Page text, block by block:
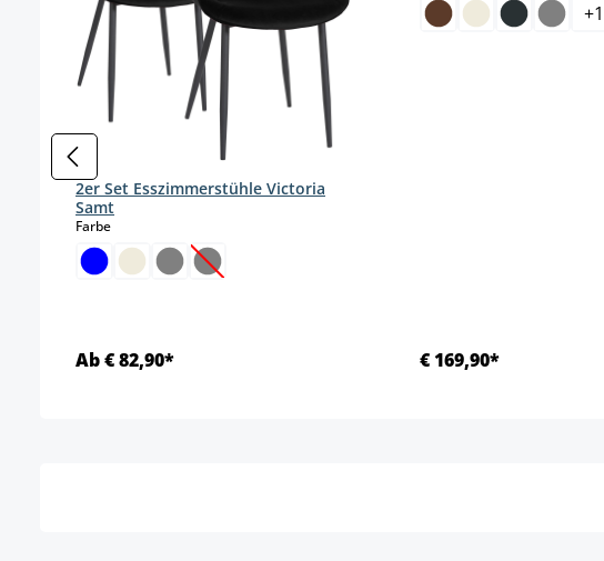
2er Set Esszimmerstühle Victoria
Samt
Farbeauswählen
(Diese Option ist zurzeit nicht verfügbar.)
Ab € 82,90*
+1
€ 169,90*